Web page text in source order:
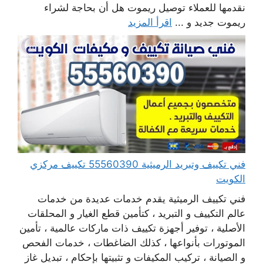
نقدمها للعملاء توصيل ريموت هل أن بحاجة لشراء
ريموت جديد و ... اقرأ المزيد
فني تكييف وتبريد الرميثية 55560390 تكييف مركزي
الكويت
فني تكييف الرميثية يقدم خدمات عديدة من خدمات
عالم التكييف و التبريد ، كتأمين قطع الغيار و المحلقات
الأصلية ، توفير أجهزة تكييف ذات ماركات عالمية ، تأمين
الموتورات بأنواعها ، كذلك الضاغطات ، خدمات الفحص
و الصيانة ، تركيب المكيفات و تثبيتها بإحكام ، تبديل غاز